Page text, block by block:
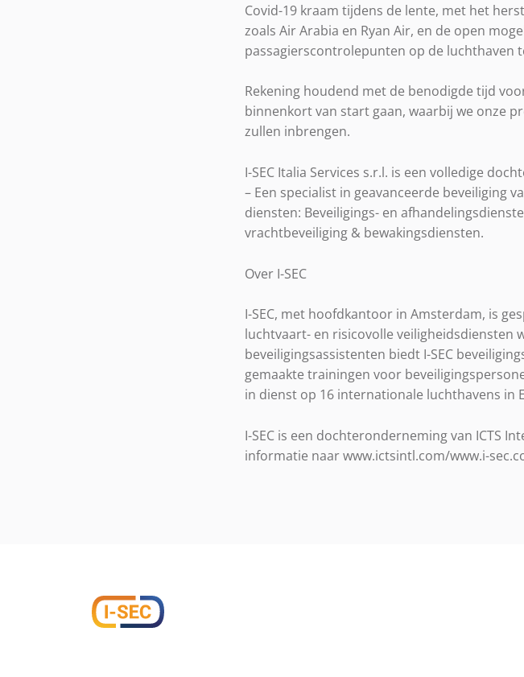
Covid-19 kraam tijdens de lente, met het
zoals Air Arabia en Ryan Air, en de open
passagierscontrolepunten op de luchthaven
Rekening houdend met de benodigde tijd
binnenkort van start gaan, waarbij we onze
zullen inbrengen.
I-SEC Italia Services s.r.l. is een volledige
– Een specialist in geavanceerde beveiliging
diensten: Beveiligings- en
vrachtbeveiliging & bewakingsdiensten.
Over I-SEC
I-SEC, met hoofdkantoor in Amsterdam, is
luchtvaart- en risicovolle veiligheidsdiensten
beveiligingsassistenten biedt I-SEC
gemaakte trainingen voor
in dienst op 16 internationale luchthavens in
I-SEC is een dochteronderneming van ICTS
informatie naar www.ictsintl.com/www.i-